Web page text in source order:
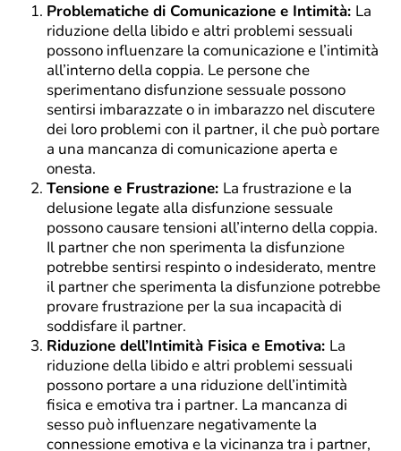
Problematiche di Comunicazione e Intimità: La
riduzione della libido e altri problemi sessuali
possono influenzare la comunicazione e l’intimità
all’interno della coppia. Le persone che
sperimentano disfunzione sessuale possono
sentirsi imbarazzate o in imbarazzo nel discutere
dei loro problemi con il partner, il che può portare
a una mancanza di comunicazione aperta e
onesta.
Tensione e Frustrazione: La frustrazione e la
delusione legate alla disfunzione sessuale
possono causare tensioni all’interno della coppia.
Il partner che non sperimenta la disfunzione
potrebbe sentirsi respinto o indesiderato, mentre
il partner che sperimenta la disfunzione potrebbe
provare frustrazione per la sua incapacità di
soddisfare il partner.
Riduzione dell’Intimità Fisica e Emotiva: La
riduzione della libido e altri problemi sessuali
possono portare a una riduzione dell’intimità
fisica e emotiva tra i partner. La mancanza di
sesso può influenzare negativamente la
connessione emotiva e la vicinanza tra i partner,